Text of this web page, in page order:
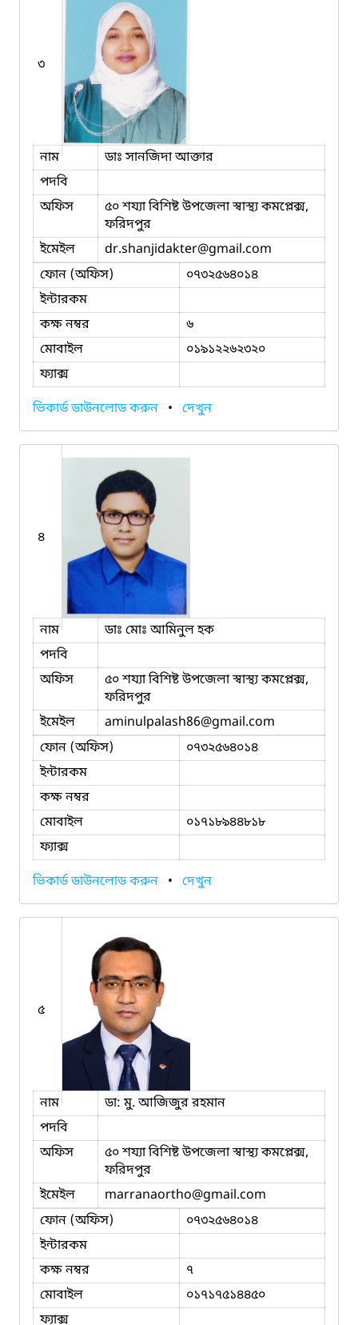
৩
নাম
ডাঃ সানজিদা আক্তার
পদবি
অফিস
৫০ শয্যা বিশিষ্ট উপজেলা স্বাস্থ্য কমপ্লেক্স,
ফরিদপুর
ইমেইল
dr.shanjidakter@gmail.com
ফোন (অফিস)
০৭৩২৫৬৪০১৪
ইন্টারকম
কক্ষ নম্বর
৬
মোবাইল
০১৯১২২৬২৩২০
ফ্যাক্স
ভিকার্ড ডাউনলোড করুন • দেখুন
৪
নাম
ডাঃ মোঃ আমিনুল হক
পদবি
অফিস
৫০ শয্যা বিশিষ্ট উপজেলা স্বাস্থ্য কমপ্লেক্স,
ফরিদপুর
ইমেইল
aminulpalash86@gmail.com
ফোন (অফিস)
০৭৩২৫৬৪০১৪
ইন্টারকম
কক্ষ নম্বর
মোবাইল
০১৭১৮৯৪৪৮১৮
ফ্যাক্স
ভিকার্ড ডাউনলোড করুন • দেখুন
৫
নাম
ডা: মু. আজিজুর রহমান
পদবি
অফিস
৫০ শয্যা বিশিষ্ট উপজেলা স্বাস্থ্য কমপ্লেক্স,
ফরিদপুর
ইমেইল
marranaortho@gmail.com
ফোন (অফিস)
০৭৩২৫৬৪০১৪
ইন্টারকম
কক্ষ নম্বর
৭
মোবাইল
০১৭১৭৫১৪৪৫০
ফ্যাক্স